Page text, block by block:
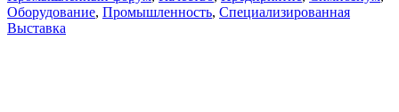
Оборудование, Промышленность, Специализированная
Выставка